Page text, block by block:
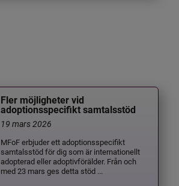
Fler möjligheter vid
adoptionsspecifikt samtalsstöd
19 mars 2026
MFoF erbjuder ett adoptionsspecifikt
samtalsstöd för dig som är internationellt
adopterad eller adoptivförälder. Från och
med 23 mars ges detta stöd ...